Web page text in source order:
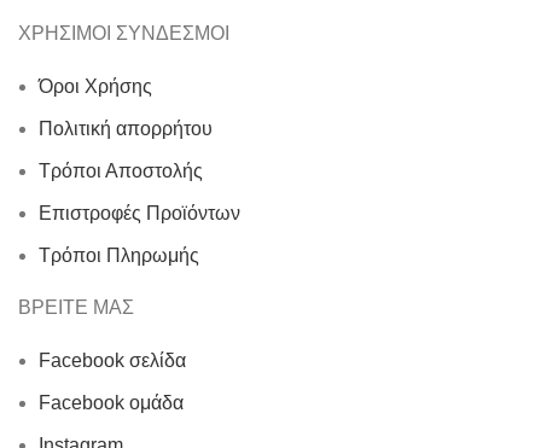
ΧΡΗΣΙΜΟΙ ΣΥΝΔΕΣΜΟΙ
Όροι Χρήσης
Πολιτική απορρήτου
Τρόποι Αποστολής
Επιστροφές Προϊόντων
Τρόποι Πληρωμής
ΒΡΕΙΤΕ ΜΑΣ
Facebook σελίδα
Facebook ομάδα